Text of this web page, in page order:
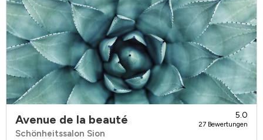
Avenue de la beauté 5.0
27 Bewertungen
Schönheitssalon Sion